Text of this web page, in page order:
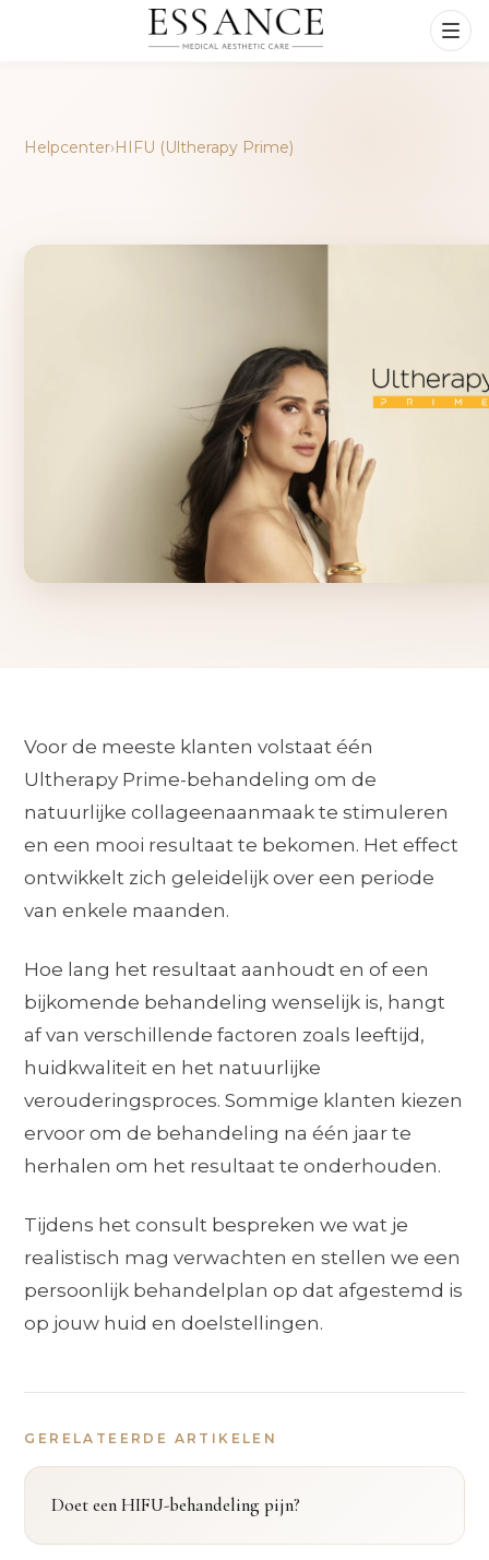
Helpcenter›HIFU (Ultherapy Prime)
Voor de meeste klanten volstaat één
Ultherapy Prime-behandeling om de
natuurlijke collageenaanmaak te stimuleren
en een mooi resultaat te bekomen. Het effect
ontwikkelt zich geleidelijk over een periode
van enkele maanden.
Hoe lang het resultaat aanhoudt en of een
bijkomende behandeling wenselijk is, hangt
af van verschillende factoren zoals leeftijd,
huidkwaliteit en het natuurlijke
verouderingsproces. Sommige klanten kiezen
ervoor om de behandeling na één jaar te
herhalen om het resultaat te onderhouden.
Tijdens het consult bespreken we wat je
realistisch mag verwachten en stellen we een
persoonlijk behandelplan op dat afgestemd is
op jouw huid en doelstellingen.
GERELATEERDE ARTIKELEN
Doet een HIFU-behandeling pijn?